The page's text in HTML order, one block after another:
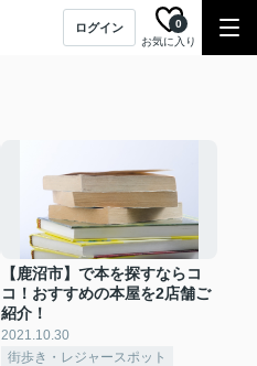
ログイン
お気に入り
0
【鹿沼市】で本を探すならコ
コ！おすすめの本屋を2店舗ご
紹介！
2021.10.30
街歩き・レジャースポット